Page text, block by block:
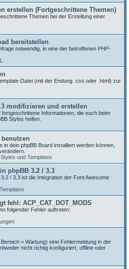
erstellen (Fortgeschrittene Themen)
Themen bei der Erstellung einer
bereitstellen
notwendig, in eine der betroffenen PHP-
Datei (mit der Endung .css oder .html) zur
modifizieren und erstellen
Informationen, die euch beim
Styles helfen.
dein phpBB Board installiert werden können,
Styles und Templates
phpBB 3.2 / 3.3
/ 3.3 ist die Integration der Font Awesome
fehl: ACP_CAT_DOT_MODS
folgender Fehler auftreten:
> Wartung) eine Fehlermeldung in der
nicht richtig konfiguriert, offline oder